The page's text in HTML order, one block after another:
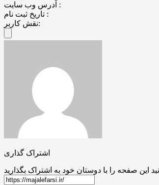
آدرس وب سایت :
تاریخ ثبت نام :
نقش کاربر:
اشتراک گذاری